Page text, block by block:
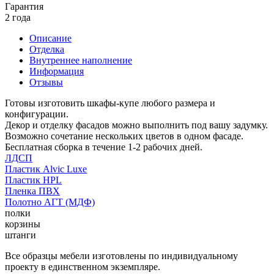
Гарантия
2 года
Описание
Отделка
Внутреннее наполнение
Информация
Отзывы
Готовы изготовить шкафы-купе любого размера и
конфигурации.
Декор и отделку фасадов можно выполнить под вашу задумку.
Возможно сочетание нескольких цветов в одном фасаде.
Бесплатная сборка в течение 1-2 рабочих дней.
ЛДСП
Пластик Alvic Luxe
Пластик HPL
Пленка ПВХ
Полотно АГТ (МДФ)
полки
корзины
штанги
Все образцы мебели изготовлены по индивидуальному
проекту в единственном экземпляре.